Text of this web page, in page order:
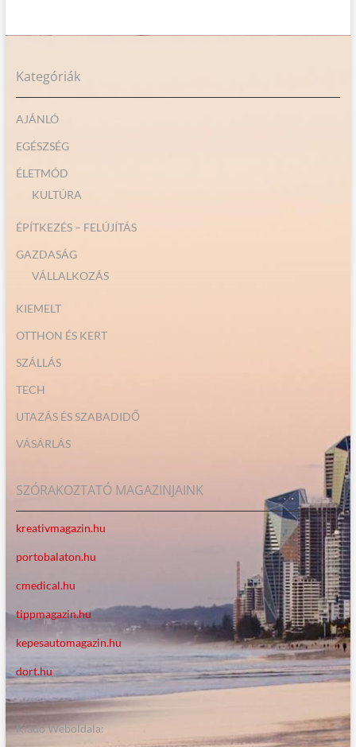
Kategóriák
AJÁNLÓ
EGÉSZSÉG
ÉLETMÓD
KULTÚRA
ÉPÍTKEZÉS – FELÚJÍTÁS
GAZDASÁG
VÁLLALKOZÁS
KIEMELT
OTTHON ÉS KERT
SZÁLLÁS
TECH
UTAZÁS ÉS SZABADIDŐ
VÁSÁRLÁS
SZÓRAKOZTATÓ MAGAZINJAINK
kreativmagazin.hu
portobalaton.hu
cmedical.hu
tippmagazin.hu
kepesautomagazin.hu
dort.hu
Kiadó Weboldala: